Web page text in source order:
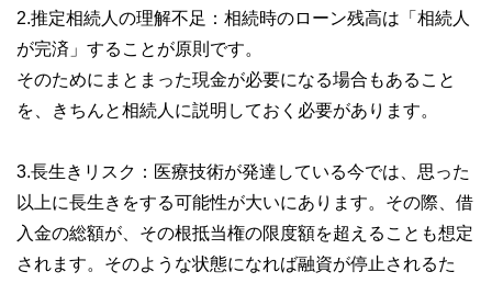
2.推定相続人の理解不足：相続時のローン残高は「相続人
が完済」することが原則です。
そのためにまとまった現金が必要になる場合もあること
を、きちんと相続人に説明しておく必要があります。
3.長生きリスク：医療技術が発達している今では、思った
以上に長生きをする可能性が大いにあります。その際、借
入金の総額が、その根抵当権の限度額を超えることも想定
されます。そのような状態になれば融資が停止されるた